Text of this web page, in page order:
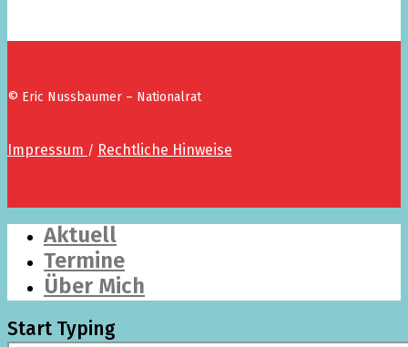
© Eric Nussbaumer – Nationalrat
Impressum / Rechtliche Hinweise
Aktuell
Termine
Über Mich
Start Typing